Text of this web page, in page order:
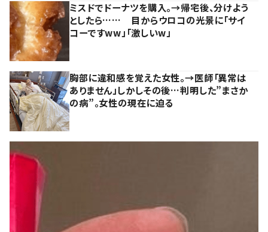
ミスドでドーナツを購入。→帰宅後、分けよう
としたら…… 目からウロコの光景に「サイ
コーですww」「激しいw」
胸部に違和感を覚えた女性。→医師「異常は
ありません」しかしその後…判明した”まさか
の病”。女性の現在に迫る